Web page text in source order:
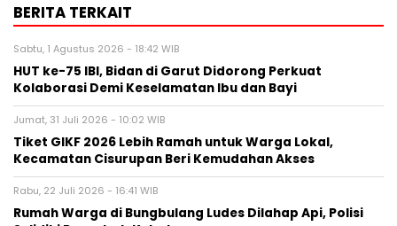
BERITA TERKAIT
Sabtu, 1 Agustus 2026 - 18:42 WIB
HUT ke-75 IBI, Bidan di Garut Didorong Perkuat
Kolaborasi Demi Keselamatan Ibu dan Bayi
Jumat, 31 Juli 2026 - 10:02 WIB
Tiket GIKF 2026 Lebih Ramah untuk Warga Lokal,
Kecamatan Cisurupan Beri Kemudahan Akses
Rabu, 22 Juli 2026 - 16:41 WIB
Rumah Warga di Bungbulang Ludes Dilahap Api, Polisi